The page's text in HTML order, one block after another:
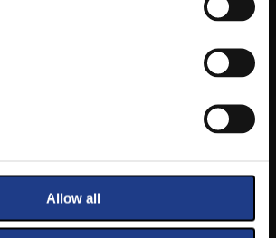
Allow all
VÁLTSA MEG JEGYÉT ONLINE, BANKKÁRTYÁS
FIZETÉSSEL!